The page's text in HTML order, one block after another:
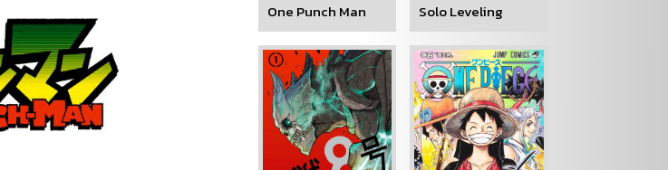
One Punch Man Solo Leveling